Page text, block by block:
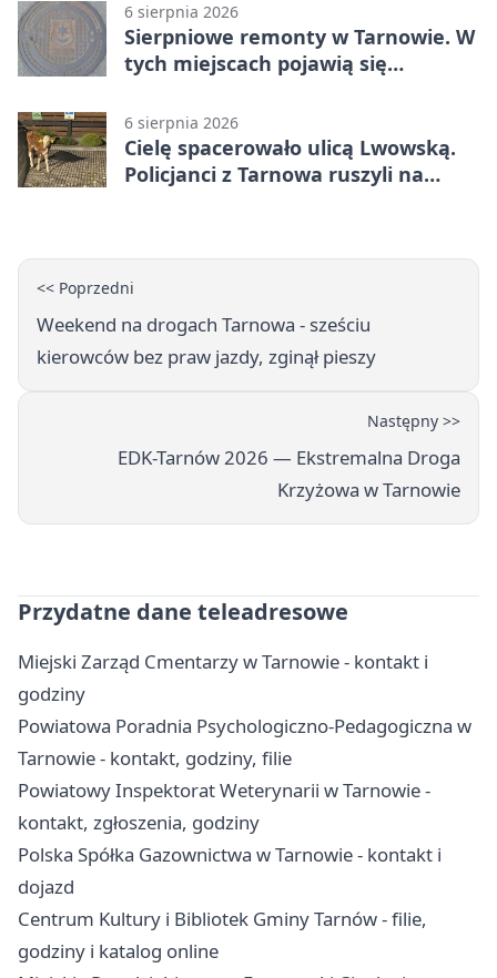
6 sierpnia 2026
Sierpniowe remonty w Tarnowie. W
tych miejscach pojawią się
6 sierpnia 2026
Cielę spacerowało ulicą Lwowską.
Policjanci z Tarnowa ruszyli na
<< Poprzedni
Weekend na drogach Tarnowa - sześciu
kierowców bez praw jazdy, zginął pieszy
Następny >>
EDK-Tarnów 2026 — Ekstremalna Droga
Krzyżowa w Tarnowie
Przydatne dane teleadresowe
Miejski Zarząd Cmentarzy w Tarnowie - kontakt i
godziny
Powiatowa Poradnia Psychologiczno-Pedagogiczna w
Tarnowie - kontakt, godziny, filie
Powiatowy Inspektorat Weterynarii w Tarnowie -
kontakt, zgłoszenia, godziny
Polska Spółka Gazownictwa w Tarnowie - kontakt i
dojazd
Centrum Kultury i Bibliotek Gminy Tarnów - filie,
godziny i katalog online